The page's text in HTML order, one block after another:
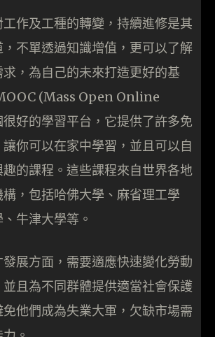
作及工種的轉變，持續進修是其
不單透過知識增值，更可以了解
，為自己的未來打造更好的基
(Mass Open Online
好的學習平台，它提供了許多免
你可以在家中學習，並且可以自
的課程。這些課程來自世界各地
，包括哈佛大學、麻省理工學
牛津大學等。
展方面，需要適應快速變化勞動
且為不同群體提供適當社會保護
他們成為失業大軍，欠缺市場需